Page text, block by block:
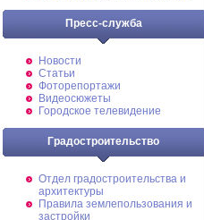
Пресс-служба
Новости
Статьи
Фоторепортажи
Видеосюжеты
Городское телевидение
Градостроительство
Отдел градостроительства и
архитектуры
Правила землепользования и
застройки